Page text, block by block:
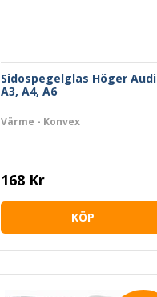
Sidospegelglas Höger Audi
A3, A4, A6
Värme - Konvex
168 Kr
KÖP